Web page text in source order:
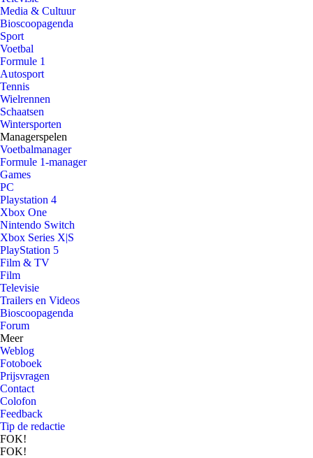
Media & Cultuur
Bioscoopagenda
Sport
Voetbal
Formule 1
Autosport
Tennis
Wielrennen
Schaatsen
Wintersporten
Managerspelen
Voetbalmanager
Formule 1-manager
Games
PC
Playstation 4
Xbox One
Nintendo Switch
Xbox Series X|S
PlayStation 5
Film & TV
Film
Televisie
Trailers en Videos
Bioscoopagenda
Forum
Meer
Weblog
Fotoboek
Prijsvragen
Contact
Colofon
Feedback
Tip de redactie
FOK!
FOK!